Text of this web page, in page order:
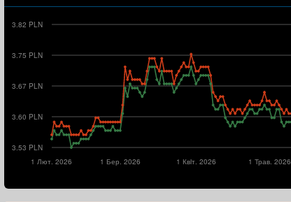
3.53 PLN
3.60 PLN
3.67 PLN
3.75 PLN
3.82 PLN
1 Трав. 2026
1 Квiт. 2026
1 Бер. 2026
1 Лют. 2026